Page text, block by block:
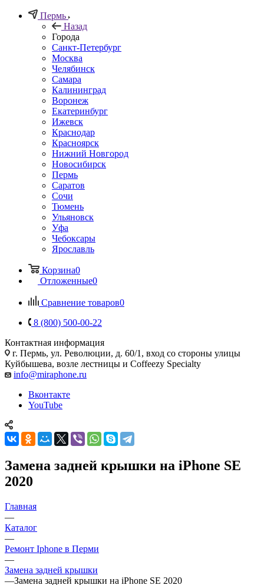
Пермь
Назад
Города
Санкт-Петербург
Москва
Челябинск
Самара
Калининград
Воронеж
Екатеринбург
Ижевск
Краснодар
Красноярск
Нижний Новгород
Новосибирск
Пермь
Саратов
Сочи
Тюмень
Ульяновск
Уфа
Чебоксары
Ярославль
Корзина0
Отложенные0
Сравнение товаров0
8 (800) 500-00-22
Контактная информация
г. Пермь, ул. Революции, д. 60/1, вход со стороны улицы
Куйбышева, возле лестницы и Coffeezy Specialty
info@miraphone.ru
Вконтакте
YouTube
Замена задней крышки на iPhone SE
2020
Главная
—
Каталог
—
Ремонт Iphone в Перми
—
Замена задней крышки
—Замена задней крышки на iPhone SE 2020